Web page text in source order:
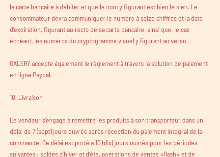
la carte bancaire à débiter et que le nom y figurant est bien le sien. Le
consommateur devra communiquer le numéro à seize chiffres et la date
d’expiration, figurant au recto de sa carte bancaire, ainsi que, le cas
échéant, les numéros du cryptogramme visuel y figurant au verso.
GALERY accepte également le règlement à travers la solution de paiement
en ligne Paypal.
10. Livraison
Le vendeur s’engage à remettre les produits à son transporteur dans un
délai de 7 (sept) jours ouvrés après réception du paiement intégral de la
commande. Ce délai est porté à 10 (dix) jours ouvrés pour les périodes
suivantes : soldes d’hiver et d’été, opérations de ventes «flash» et de